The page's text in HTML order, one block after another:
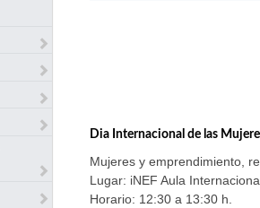
Dia Internacional de las
Mujeres y emprendimiento,
Lugar: iNEF Aula
Horario: 12:30 a 13:30 h.